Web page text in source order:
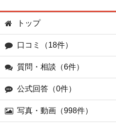
トップ
口コミ（18件）
質問・相談（6件）
公式回答（0件）
写真・動画（998件）